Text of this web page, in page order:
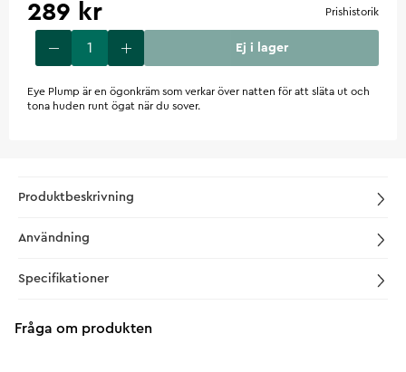
289 kr Prishistorik
Ej i lager
Eye Plump är en ögonkräm som verkar över natten för att släta ut och
tona huden runt ögat när du sover.
Produktbeskrivning
Användning
Specifikationer
Fråga om produkten